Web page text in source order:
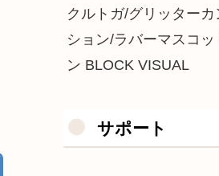
クルトガ/グリッター
ション/ラバーマスコッ
ン BLOCK VISUAL
サポート